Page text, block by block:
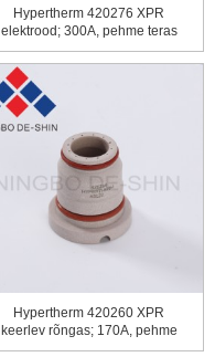
Hypertherm 420276 XPR
elektrood; 300A, pehme teras
Hypertherm 420260 XPR
keerlev rõngas; 170A, pehme
teras